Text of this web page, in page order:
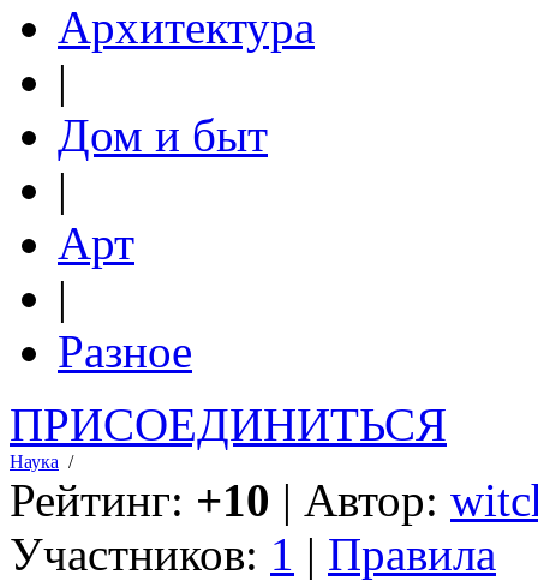
Архитектура
|
Дом и быт
|
Арт
|
Разное
ПРИСОЕДИНИТЬСЯ
Наука /
Рейтинг: +10 | Автор:
Участников: 1 | Правила